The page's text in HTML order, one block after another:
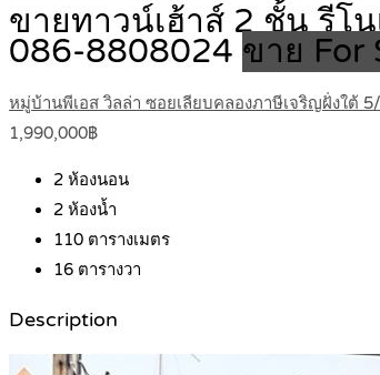
ขายทาวน์เฮ้าส์ 2 ชั้น รีโ
086-8808024 ขาย For
หมู่บ้านพีเอส วิลล่า ซอยเลียบคลองภาษีเจริญฝั่งใต้
1,990,000฿
2 ห้องนอน
2 ห้องน้ำ
110 ตารางเมตร
16 ตารางวา
Description